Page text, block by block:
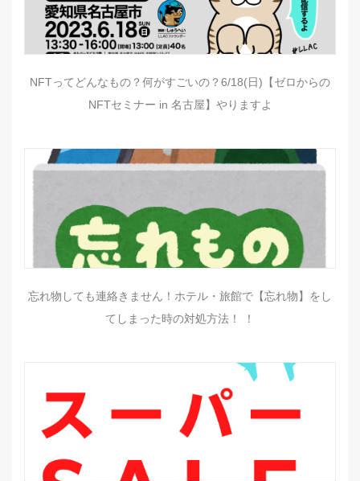
NFTってどんなもの？何がすごいの？6/18(日)【ゼロからの
NFTセミナー in 名古屋】やりますよ
忘れ物しても連絡きません！ホテル・旅館で【忘れ物】をし
てしまった時の対処方法！ ！